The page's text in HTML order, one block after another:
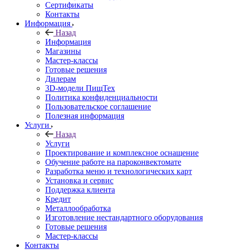
Сертификаты
Контакты
Информация
Назад
Информация
Магазины
Мастер-классы
Готовые решения
Дилерам
3D-модели ПищТех
Политика конфиденциальности
Пользовательское соглашение
Полезная информация
Услуги
Назад
Услуги
Проектирование и комплексное оснащение
Обучение работе на пароконвектомате
Разработка меню и технологических карт
Установка и сервис
Поддержка клиента
Кредит
Металлообработка
Изготовление нестандартного оборудования
Готовые решения
Мастер-классы
Контакты